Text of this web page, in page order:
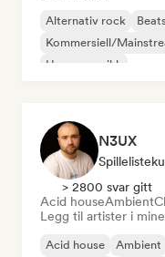
Alternativ rock
Kommersiell/
House-musikk
N3UX
> 2800 svar gitt
Acid houseAmbient
Legg til artister i
Acid house Ambient